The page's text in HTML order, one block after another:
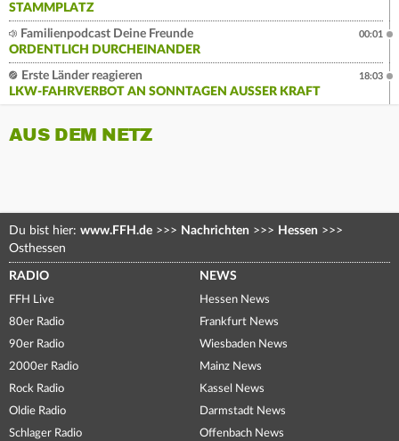
STAMMPLATZ
Familienpodcast Deine Freunde
ORDENTLICH DURCHEINANDER
00:01
Erste Länder reagieren
LKW-FAHRVERBOT AN SONNTAGEN AUSSER KRAFT
18:03
AUS DEM NETZ
Du bist hier: www.FFH.de >>> Nachrichten >>> Hessen >>>
Osthessen
RADIO
FFH Live
80er Radio
90er Radio
2000er Radio
Rock Radio
Oldie Radio
Schlager Radio
NEWS
Hessen News
Frankfurt News
Wiesbaden News
Mainz News
Kassel News
Darmstadt News
Offenbach News